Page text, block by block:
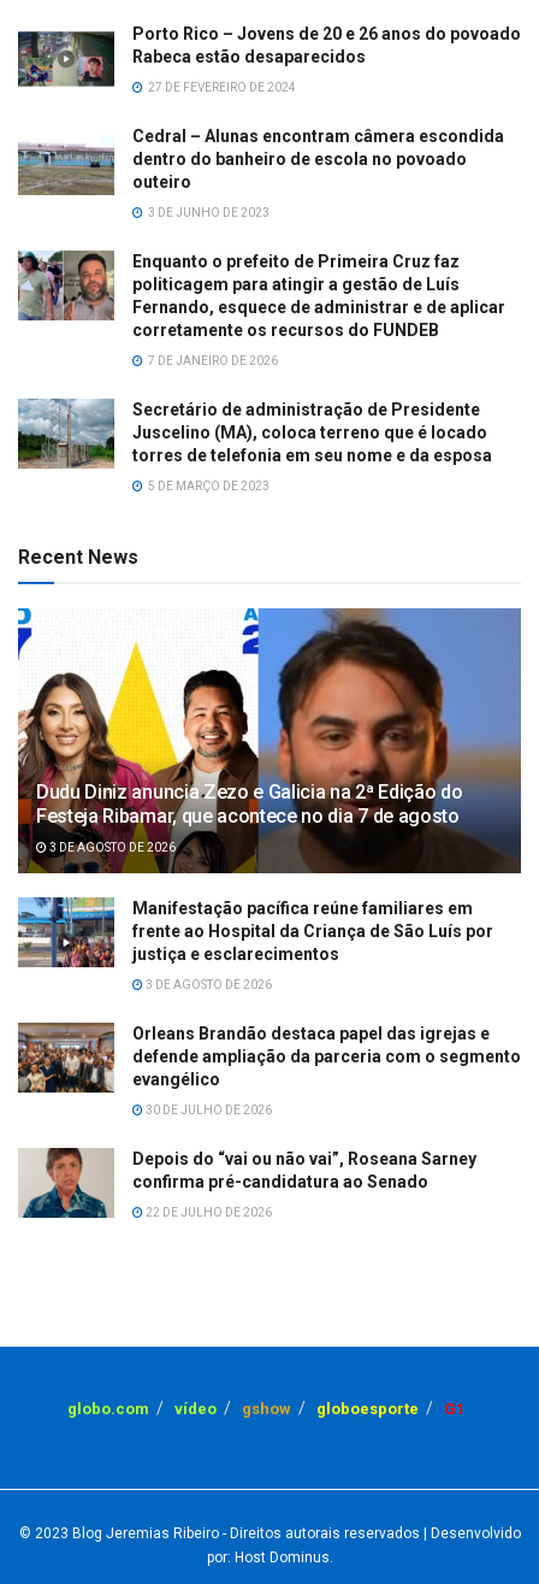
Porto Rico – Jovens de 20 e 26 anos do povoado
Rabeca estão desaparecidos
27 DE FEVEREIRO DE 2024
Cedral – Alunas encontram câmera escondida
dentro do banheiro de escola no povoado
outeiro
3 DE JUNHO DE 2023
Enquanto o prefeito de Primeira Cruz faz
politicagem para atingir a gestão de Luís
Fernando, esquece de administrar e de aplicar
corretamente os recursos do FUNDEB
7 DE JANEIRO DE 2026
Secretário de administração de Presidente
Juscelino (MA), coloca terreno que é locado
torres de telefonia em seu nome e da esposa
5 DE MARÇO DE 2023
Recent News
Dudu Diniz anuncia Zezo e Galicia na 2ª Edição do
Festeja Ribamar, que acontece no dia 7 de agosto
3 DE AGOSTO DE 2026
Manifestação pacífica reúne familiares em
frente ao Hospital da Criança de São Luís por
justiça e esclarecimentos
3 DE AGOSTO DE 2026
Orleans Brandão destaca papel das igrejas e
defende ampliação da parceria com o segmento
evangélico
30 DE JULHO DE 2026
Depois do “vai ou não vai”, Roseana Sarney
confirma pré-candidatura ao Senado
22 DE JULHO DE 2026
globo.com vídeo gshow globoesporte G1
© 2023 Blog Jeremias Ribeiro- Direitos autorais reservados | Desenvolvido
por: Host Dominus.